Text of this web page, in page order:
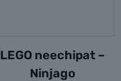
LEGO neechipat –
Ninjago